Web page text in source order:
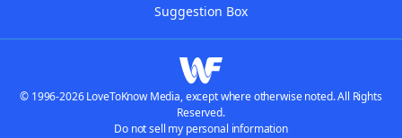
Suggestion Box
© 1996-2026 LoveToKnow Media, except where otherwise noted. All Rights
Reserved.
Do not sell my personal information